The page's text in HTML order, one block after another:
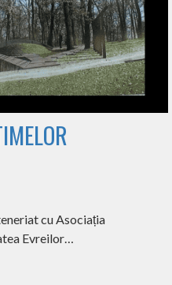
cu Asociația
Evreilor…